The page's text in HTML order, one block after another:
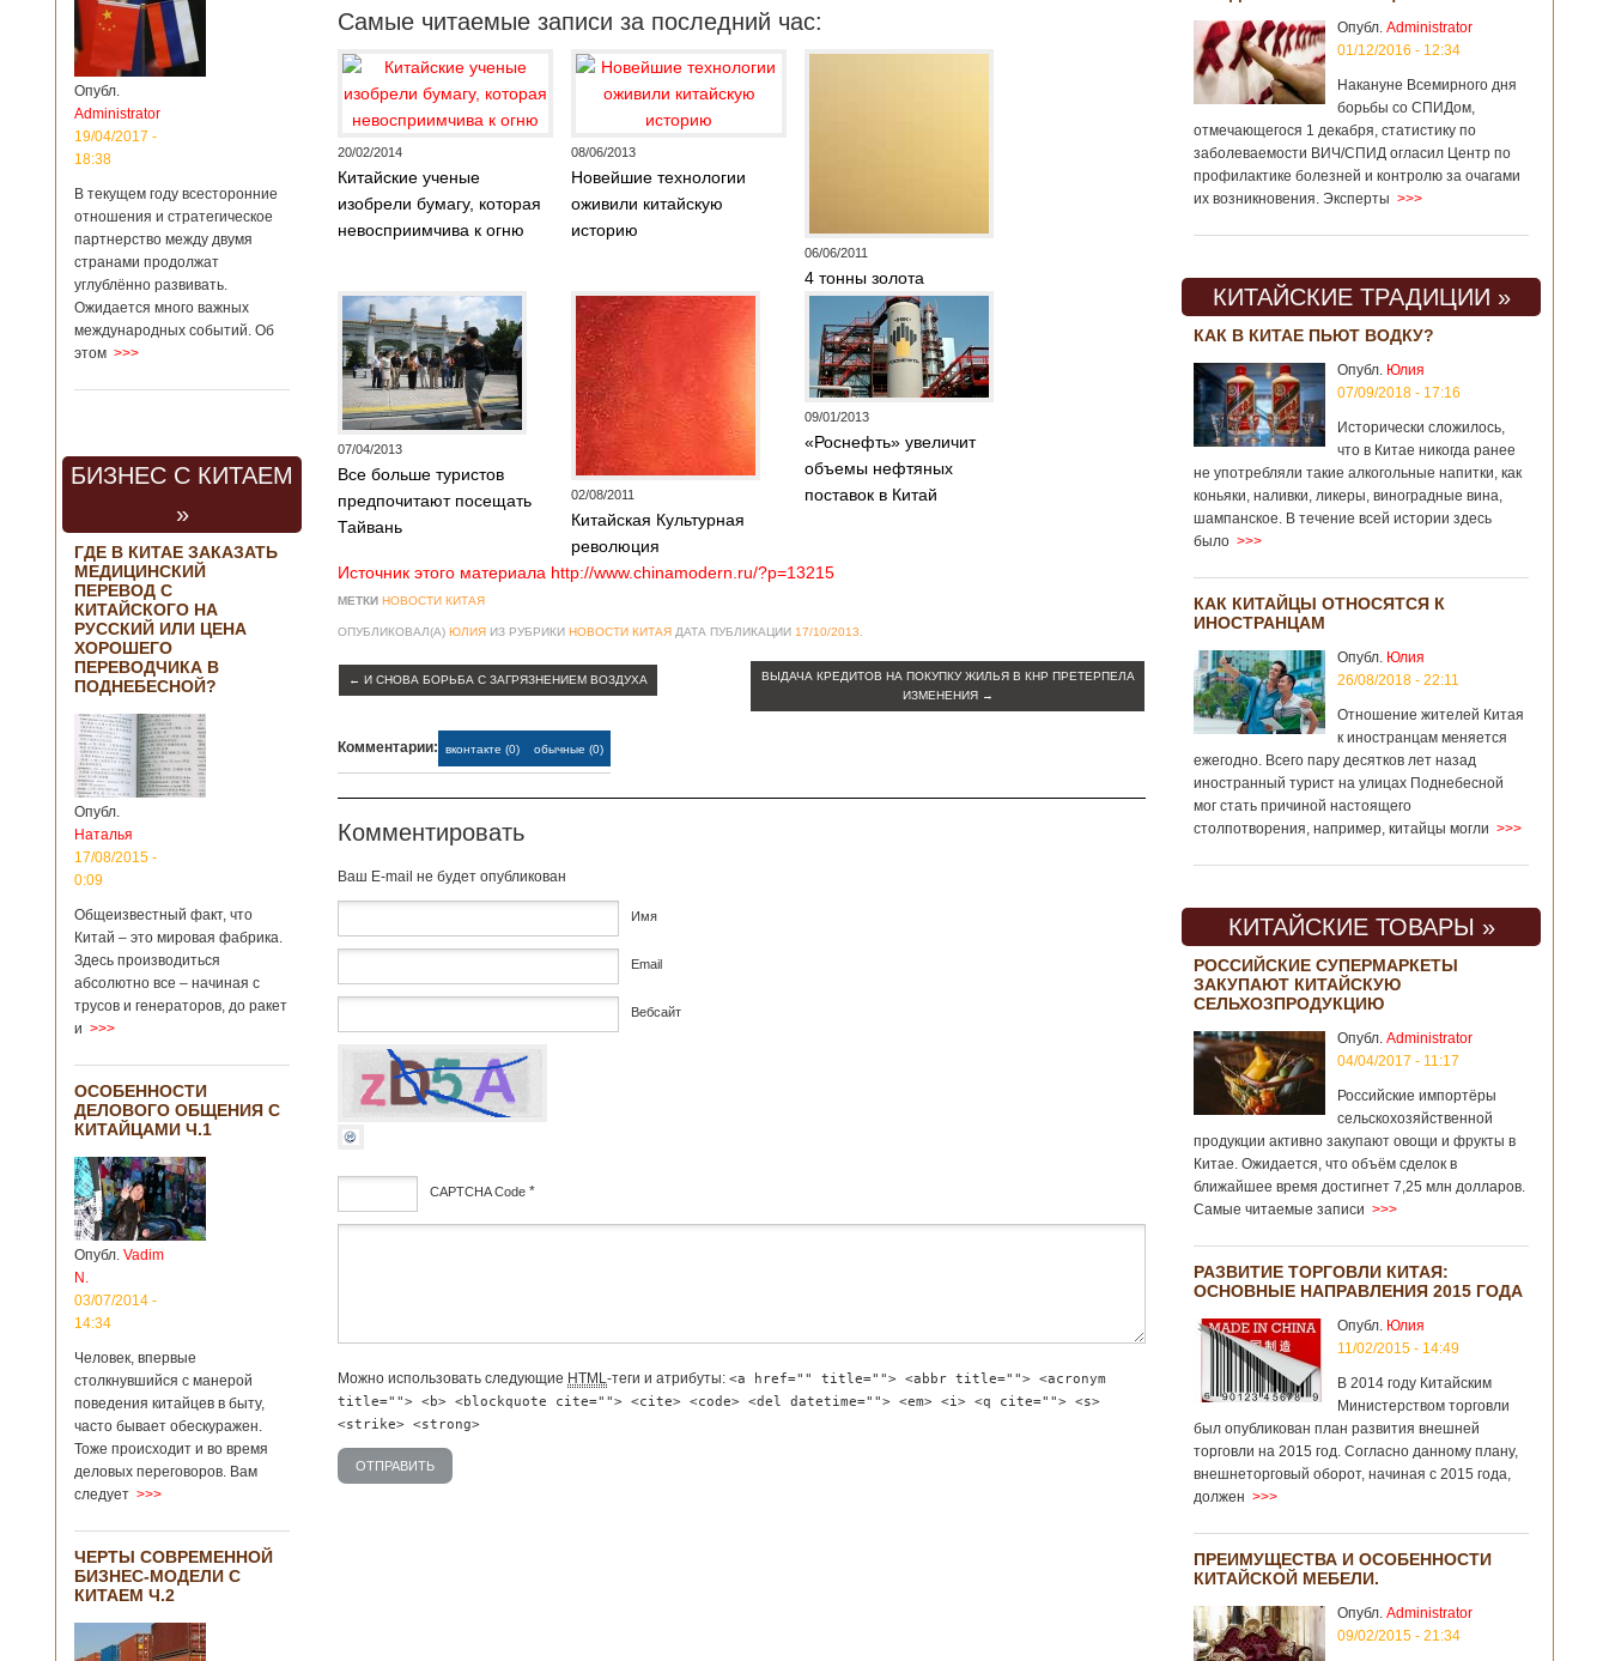
Опубл.
Administrator
19/04/2017 -
18:38
В текущем году всесторонние
отношения и стратегическое
партнерство между двумя
странами продолжат
углублённо развивать.
Ожидается много важных
международных событий. Об
этом >>>
БИЗНЕС С КИТАЕМ
»
ГДЕ В КИТАЕ ЗАКАЗАТЬ
МЕДИЦИНСКИЙ
ПЕРЕВОД С
КИТАЙСКОГО НА
РУССКИЙ ИЛИ ЦЕНА
ХОРОШЕГО
ПЕРЕВОДЧИКА В
ПОДНЕБЕСНОЙ?
Опубл.
Наталья
17/08/2015 -
0:09
Общеизвестный факт, что
Китай – это мировая фабрика.
Здесь производиться
абсолютно все – начиная с
трусов и генераторов, до ракет
и >>>
ОСОБЕННОСТИ
ДЕЛОВОГО ОБЩЕНИЯ С
КИТАЙЦАМИ Ч.1
Опубл. Vadim
N.
03/07/2014 -
14:34
Человек, впервые
столкнувшийся с манерой
поведения китайцев в быту,
часто бывает обескуражен.
Тоже происходит и во время
деловых переговоров. Вам
следует >>>
ЧЕРТЫ СОВРЕМЕННОЙ
БИЗНЕС-МОДЕЛИ С
КИТАЕМ Ч.2
Самые читаемые записи за последний час:
20/02/2014
Китайские ученые
изобрели бумагу, которая
невосприимчива к огню
08/06/2013
Новейшие технологии
оживили китайскую
историю
06/06/2011
4 тонны золота
07/04/2013
Все больше туристов
предпочитают посещать
Тайвань
02/08/2011
Китайская Культурная
революция
09/01/2013
«Роснефть» увеличит
объемы нефтяных
поставок в Китай
Источник этого материала http://www.chinamodern.ru/?p=13215
МЕТКИ НОВОСТИ КИТАЯ
ОПУБЛИКОВАЛ(А) ЮЛИЯ ИЗ РУБРИКИ НОВОСТИ КИТАЯ ДАТА ПУБЛИКАЦИИ 17/10/2013
← И СНОВА БОРЬБА С ЗАГРЯЗНЕНИЕМ ВОЗДУХА
ВЫДАЧА КРЕДИТОВ НА ПОКУПКУ ЖИЛЬЯ В КНР ПРЕТЕРПЕЛА
ИЗМЕНЕНИЯ →
Комментарии: вконтакте (0) обычные (0)
Комментировать
Baш E-mail не будет опубликован
Имя
Email
Вебсайт
CAPTCHA Code *
Можно использовать следующие HTML-теги и атрибуты: <a href="" title=""> <abbr title=""> <acronym
title=""> <b> <blockquote cite=""> <cite> <code> <del datetime=""> <em> <i> <q cite=""> <s>
<strike> <strong>
Опубл. Administrator
01/12/2016 - 12:34
Накануне Всемирного дня
борьбы со СПИДом,
отмечающегося 1 декабря, статистику по
заболеваемости ВИЧ/СПИД огласил Центр по
профилактике болезней и контролю за очагами
их возникновения. Эксперты >>>
КИТАЙСКИЕ ТРАДИЦИИ »
КАК В КИТАЕ ПЬЮТ ВОДКУ?
Опубл. Юлия
07/09/2018 - 17:16
Исторически сложилось,
что в Китае никогда ранее
не употребляли такие алкогольные напитки, как
коньяки, наливки, ликеры, виноградные вина,
шампанское. В течение всей истории здесь
было >>>
КАК КИТАЙЦЫ ОТНОСЯТСЯ К
ИНОСТРАНЦАМ
Опубл. Юлия
26/08/2018 - 22:11
Отношение жителей Китая
к иностранцам меняется
ежегодно. Всего пару десятков лет назад
иностранный турист на улицах Поднебесной
мог стать причиной настоящего
столпотворения, например, китайцы могли >>>
КИТАЙСКИЕ ТОВАРЫ »
РОССИЙСКИЕ СУПЕРМАРКЕТЫ
ЗАКУПАЮТ КИТАЙСКУЮ
СЕЛЬХОЗПРОДУКЦИЮ
Опубл. Administrator
04/04/2017 - 11:17
Российские импортёры
сельскохозяйственной
продукции активно закупают овощи и фрукты в
Китае. Ожидается, что объём сделок в
ближайшее время достигнет 7,25 млн долларов.
Самые читаемые записи >>>
РАЗВИТИЕ ТОРГОВЛИ КИТАЯ:
ОСНОВНЫЕ НАПРАВЛЕНИЯ 2015 ГОДА
Опубл. Юлия
11/02/2015 - 14:49
В 2014 году Китайским
Министерством торговли
был опубликован план развития внешней
торговли на 2015 год. Согласно данному плану,
внешнеторговый оборот, начиная с 2015 года,
должен >>>
ПРЕИМУЩЕСТВА И ОСОБЕННОСТИ
КИТАЙСКОЙ МЕБЕЛИ.
Опубл. Administrator
09/02/2015 - 21:34